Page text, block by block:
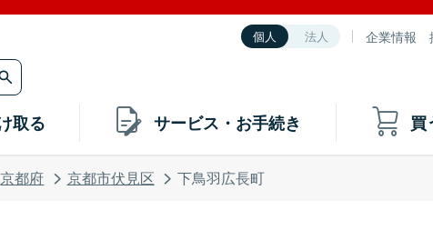
個人 法人 企業情報
取る サービス・お手続き 買
京都府 京都市伏見区 下鳥羽広長町